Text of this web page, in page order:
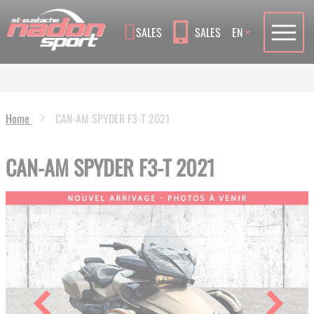
SALES SALES Language
EN
Home CAN-AM SPYDER F3-T 2021
CAN-AM SPYDER F3-T 2021
to
the
end
the
images